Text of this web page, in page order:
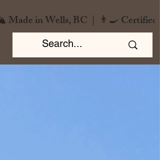
in Wells, BC  |  👨‍🍳 Certified